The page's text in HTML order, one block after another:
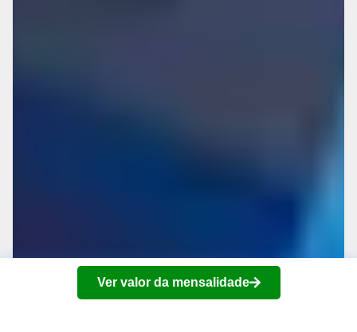
Ver valor da mensalidade